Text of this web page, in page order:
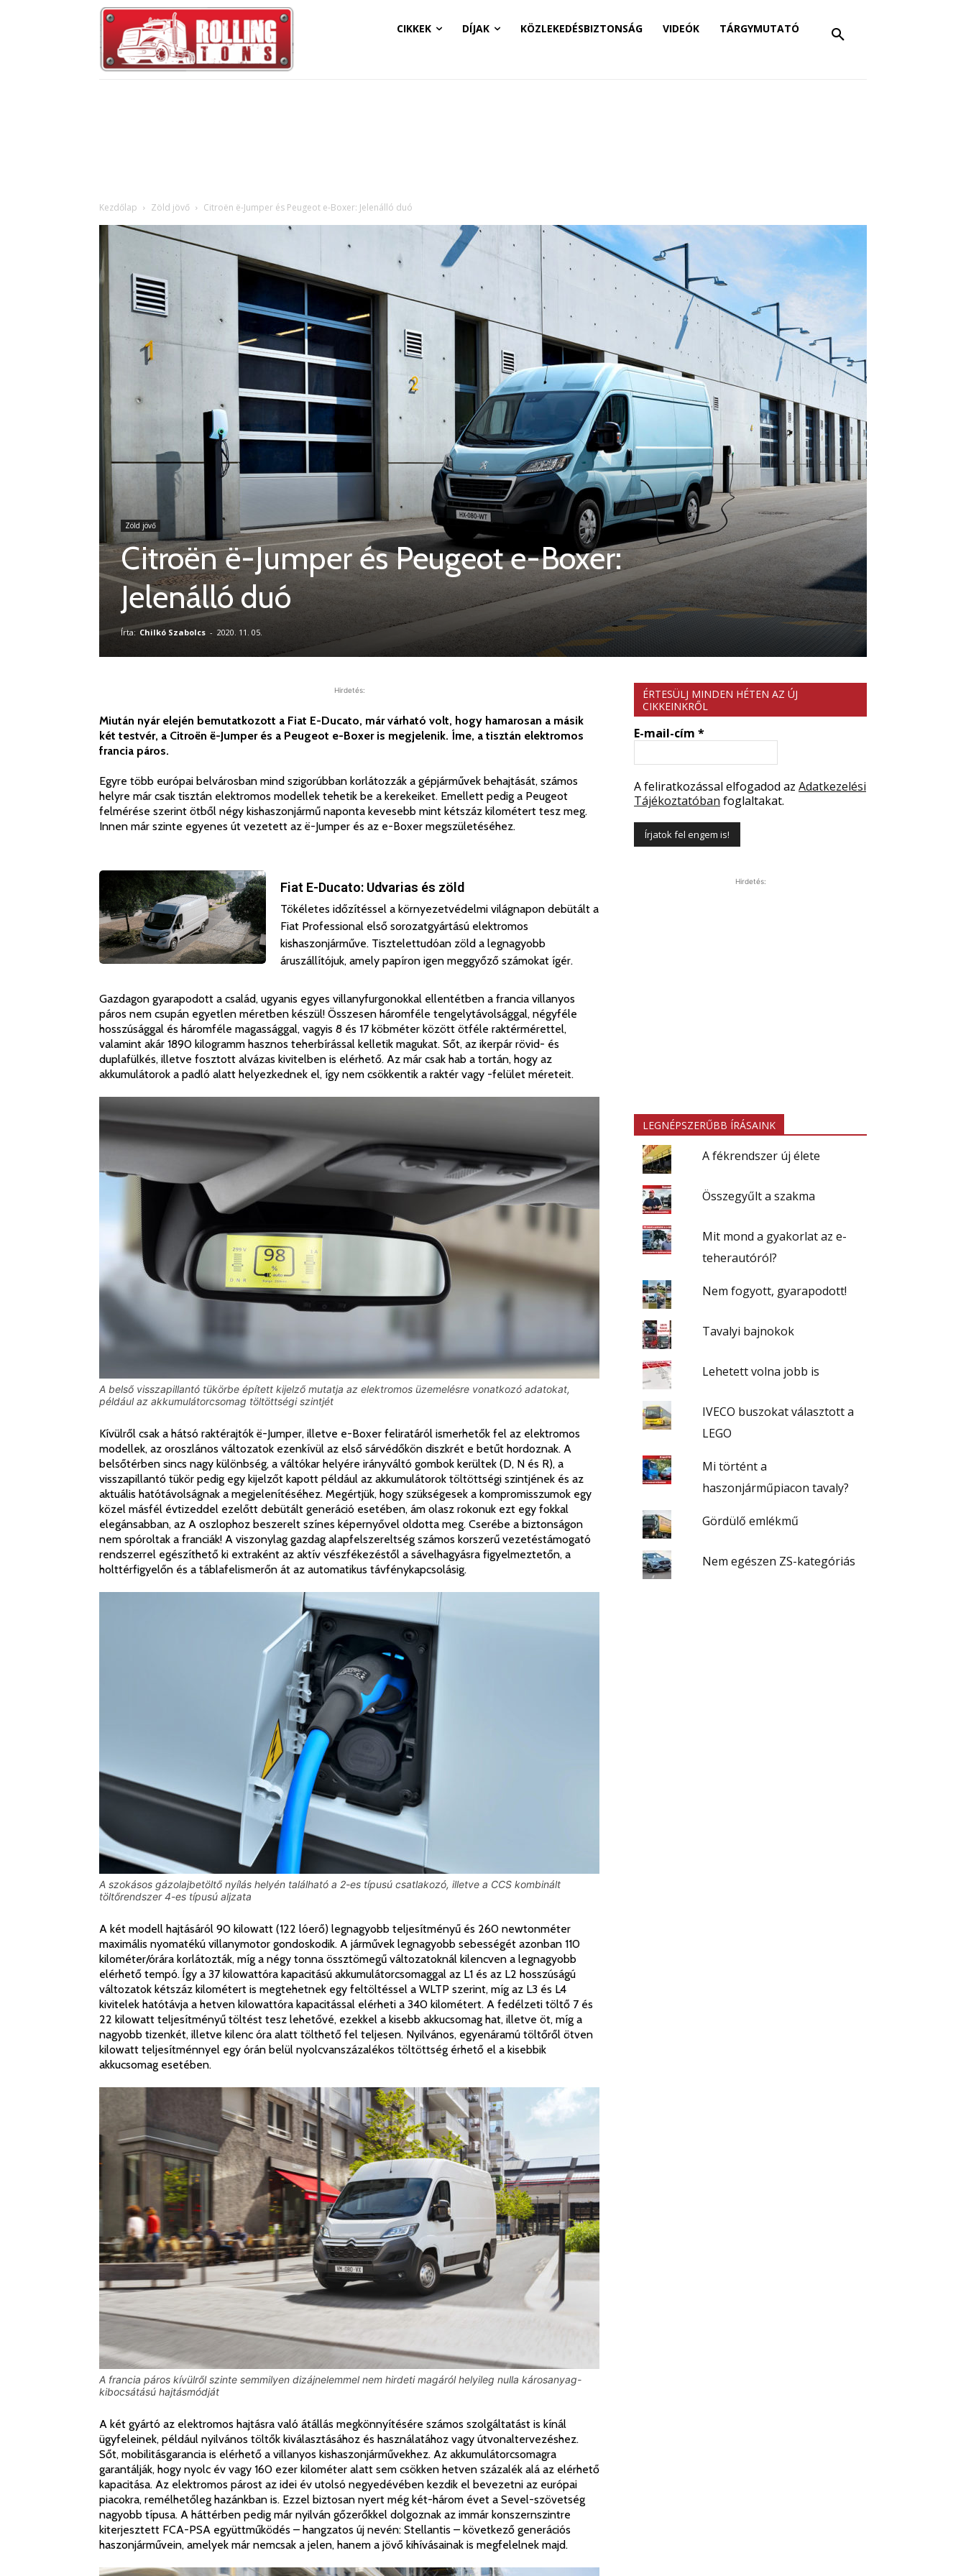
CIKKEK DÍJAK KÖZLEKEDÉSBIZTONSÁG VIDEÓK TÁRGYMUTATÓ
Kezdőlap Zöld jövő Citroën ë-Jumper és Peugeot e-Boxer: Jelenálló duó
Zöld jövő
Citroën ë-Jumper és Peugeot e-Boxer:
Jelenálló duó
Írta: Chilkó Szabolcs - 2020. 11. 05.
Hirdetés:
Miután nyár elején bemutatkozott a Fiat E-Ducato, már várható volt, hogy hamarosan a másik
két testvér, a Citroën ë-Jumper és a Peugeot e-Boxer is megjelenik. Íme, a tisztán elektromos
francia páros.
Egyre több európai belvárosban mind szigorúbban korlátozzák a gépjárművek behajtását, számos
helyre már csak tisztán elektromos modellek tehetik be a kerekeiket. Emellett pedig a Peugeot
felmérése szerint ötből négy kishaszonjármű naponta kevesebb mint kétszáz kilométert tesz meg.
Innen már szinte egyenes út vezetett az ë-Jumper és az e-Boxer megszületéséhez.
Fiat
Ducato:
Udvarias
és
zöld
Fiat E-Ducato: Udvarias és zöld
Tökéletes időzítéssel a környezetvédelmi világnapon debütált a
Fiat Professional első sorozatgyártású elektromos
kishaszonjárműve. Tisztelettudóan zöld a legnagyobb
áruszállítójuk, amely papíron igen meggyőző számokat ígér.
Gazdagon gyarapodott a család, ugyanis egyes villanyfurgonokkal ellentétben a francia villanyos
páros nem csupán egyetlen méretben készül! Összesen háromféle tengelytávolsággal, négyféle
hosszúsággal és háromféle magassággal, vagyis 8 és 17 köbméter között ötféle raktérmérettel,
valamint akár 1890 kilogramm hasznos teherbírással kelletik magukat. Sőt, az ikerpár rövid- és
duplafülkés, illetve fosztott alvázas kivitelben is elérhető. Az már csak hab a tortán, hogy az
akkumulátorok a padló alatt helyezkednek el, így nem csökkentik a raktér vagy -felület méreteit.
A belső visszapillantó tükörbe épített kijelző mutatja az elektromos üzemelésre vonatkozó adatokat,
például az akkumulátorcsomag töltöttségi szintjét
Kívülről csak a hátsó raktérajtók ë-Jumper, illetve e-Boxer feliratáról ismerhetők fel az elektromos
modellek, az oroszlános változatok ezenkívül az első sárvédőkön diszkrét e betűt hordoznak. A
belsőtérben sincs nagy különbség, a váltókar helyére irányváltó gombok kerültek (D, N és R), a
visszapillantó tükör pedig egy kijelzőt kapott például az akkumulátorok töltöttségi szintjének és az
aktuális hatótávolságnak a megjelenítéséhez. Megértjük, hogy szükségesek a kompromisszumok egy
közel másfél évtizeddel ezelőtt debütált generáció esetében, ám olasz rokonuk ezt egy fokkal
elegánsabban, az A oszlophoz beszerelt színes képernyővel oldotta meg. Cserébe a biztonságon
nem spóroltak a franciák! A viszonylag gazdag alapfelszereltség számos korszerű vezetéstámogató
rendszerrel egészíthető ki extraként az aktív vészfékezéstől a sávelhagyásra figyelmeztetőn, a
holttérfigyelőn és a táblafelismerőn át az automatikus távfénykapcsolásig.
A szokásos gázolajbetöltő nyílás helyén található a 2-es típusú csatlakozó, illetve a CCS kombinált
töltőrendszer 4-es típusú aljzata
A két modell hajtásáról 90 kilowatt (122 lóerő) legnagyobb teljesítményű és 260 newtonméter
maximális nyomatékú villanymotor gondoskodik. A járművek legnagyobb sebességét azonban 110
kilométer/órára korlátozták, míg a négy tonna össztömegű változatoknál kilencven a legnagyobb
elérhető tempó. Így a 37 kilowattóra kapacitású akkumulátorcsomaggal az L1 és az L2 hosszúságú
változatok kétszáz kilométert is megtehetnek egy feltöltéssel a WLTP szerint, míg az L3 és L4
kivitelek hatótávja a hetven kilowattóra kapacitással elérheti a 340 kilométert. A fedélzeti töltő 7 és
22 kilowatt teljesítményű töltést tesz lehetővé, ezekkel a kisebb akkucsomag hat, illetve öt, míg a
nagyobb tizenkét, illetve kilenc óra alatt tölthető fel teljesen. Nyilvános, egyenáramú töltőről ötven
kilowatt teljesítménnyel egy órán belül nyolcvanszázalékos töltöttség érhető el a kisebbik
akkucsomag esetében.
A francia páros kívülről szinte semmilyen dizájnelemmel nem hirdeti magáról helyileg nulla károsanyag-
kibocsátású hajtásmódját
A két gyártó az elektromos hajtásra való átállás megkönnyítésére számos szolgáltatást is kínál
ügyfeleinek, például nyilvános töltők kiválasztásához és használatához vagy útvonaltervezéshez.
Sőt, mobilitásgarancia is elérhető a villanyos kishaszonjárművekhez. Az akkumulátorcsomagra
garantálják, hogy nyolc év vagy 160 ezer kilométer alatt sem csökken hetven százalék alá az elérhető
kapacitása. Az elektromos párost az idei év utolsó negyedévében kezdik el bevezetni az európai
piacokra, remélhetőleg hazánkban is. Ezzel biztosan nyert még két-három évet a Sevel-szövetség
nagyobb típusa. A háttérben pedig már nyilván gőzerőkkel dolgoznak az immár konszernszintre
kiterjesztett FCA-PSA együttműködés – hangzatos új nevén: Stellantis – következő generációs
haszonjárművein, amelyek már nemcsak a jelen, hanem a jövő kihívásainak is megfelelnek majd.
ÉRTESÜLJ MINDEN HÉTEN AZ ÚJ
CIKKEINKRŐL
E-mail-cím *
A feliratkozással elfogadod az Adatkezelési
Tájékoztatóban foglaltakat.
Hirdetés:
LEGNÉPSZERŰBB ÍRÁSAINK
A fékrendszer új élete
Összegyűlt a szakma
Mit mond a gyakorlat az e-
teherautóról?
Nem fogyott, gyarapodott!
Tavalyi bajnokok
Lehetett volna jobb is
IVECO buszokat választott a
LEGO
Mi történt a
haszonjárműpiacon tavaly?
Gördülő emlékmű
Nem egészen ZS-kategóriás